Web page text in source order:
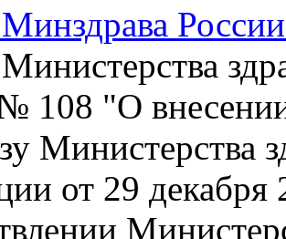
108 "О
Министерства
от 29